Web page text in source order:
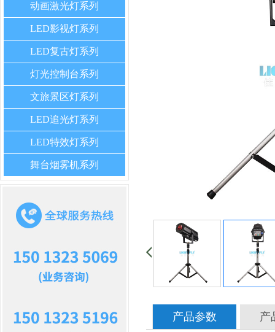
动画激光灯系列
LED影视灯系列
LED复古灯系列
灯光控制台系列
文旅景区灯系列
LED追光灯系列
LED特效灯系列
舞台烟雾机系列
产品参数 产